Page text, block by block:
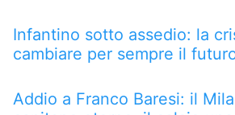
Infantino sotto assedio: la
cambiare per sempre il
Addio a Franco Baresi: il